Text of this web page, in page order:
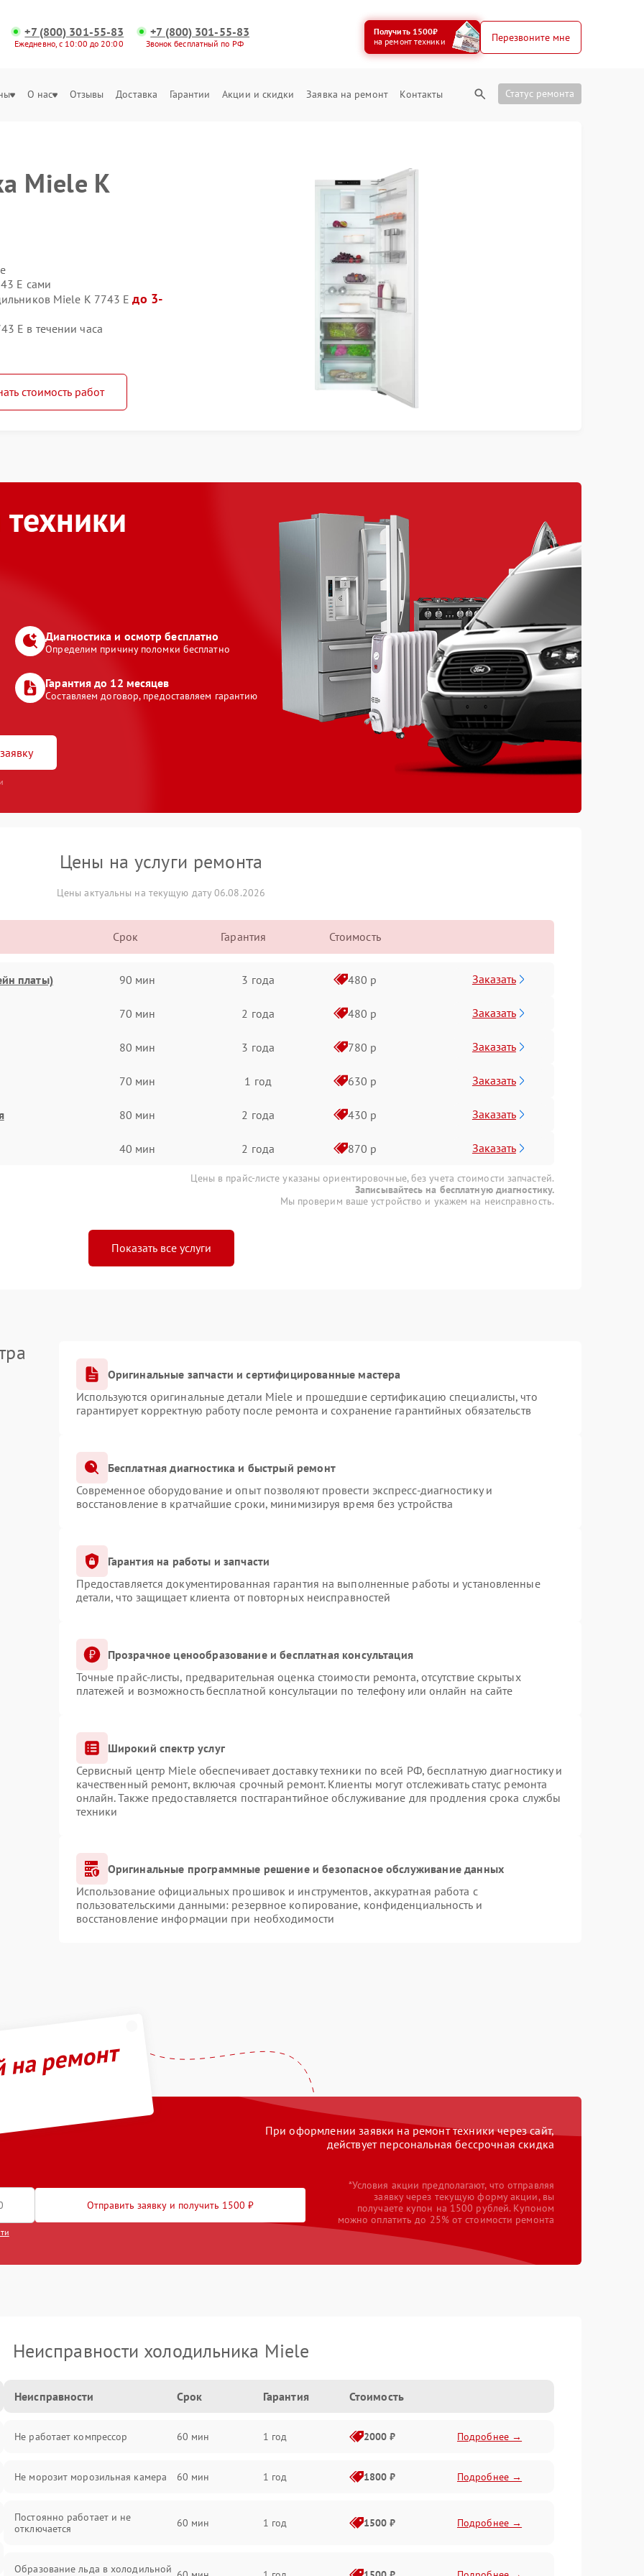
+7 (800) 301-55-83
Ежедневно, с 10:00 до 20:00
+7 (800) 301-55-83
Звонок бесплатный по РФ
Получить 1500₽
на ремонт техники
Перезвоните мне
О нас Отзывы Доставка Гарантии Акции и скидки Заявка на ремонт Контакты Статус ремонта
Miele K
E сами
Miele K 7743 Eдо 3-
E в течении часа
стоимость работ
Диагностика и осмотр бесплатно
Определим причину поломки бесплатно
Гарантия до 12 месяцев
Составляем договор, предоставляем гарантию
Цены на услуги ремонта
Цены актуальны на текущую дату 06.08.2026
Срок Гарантия Стоимость
платы) 90 мин 3 года 480 р Заказать
70 мин 2 года 480 р Заказать
80 мин 3 года 780 р Заказать
70 мин 1 год 630 р Заказать
80 мин 2 года 430 р Заказать
40 мин 2 года 870 р Заказать
Цены в прайс-листе указаны ориентировочные, без учета стоимости запчастей.
Записывайтесь на бесплатную диагностику.
Мы проверим ваше устройство и укажем на неисправность.
Показать все услуги
Оригинальные запчасти и сертифицированные мастера
Используются оригинальные детали Miele и прошедшие сертификацию специалисты, что
гарантирует корректную работу после ремонта и сохранение гарантийных обязательств
Бесплатная диагностика и быстрый ремонт
Современное оборудование и опыт позволяют провести экспресс-диагностику и
восстановление в кратчайшие сроки, минимизируя время без устройства
Гарантия на работы и запчасти
Предоставляется документированная гарантия на выполненные работы и установленные
детали, что защищает клиента от повторных неисправностей
Прозрачное ценообразование и бесплатная консультация
Точные прайс-листы, предварительная оценка стоимости ремонта, отсутствие скрытых
платежей и возможность бесплатной консультации по телефону или онлайн на сайте
Широкий спектр услуг
Сервисный центр Miele обеспечивает доставку техники по всей РФ, бесплатную диагностику и
качественный ремонт, включая срочный ремонт. Клиенты могут отслеживать статус ремонта
онлайн. Также предоставляется постгарантийное обслуживание для продления срока службы
техники
Оригинальные программные решение и безопасное обслуживание данных
Использование официальных прошивок и инструментов, аккуратная работа с
пользовательскими данными: резервное копирование, конфиденциальность и
восстановление информации при необходимости
ремонт
При оформлении заявки на ремонт техники через сайт,
действует персональная бессрочная скидка
Отправить заявку и получить 1500 ₽
*Условия акции предполагают, что отправляя
заявку через текущую форму акции, вы
получаете купон на 1500 рублей. Купоном
можно оплатить до 25% от стоимости ремонта
Неисправности холодильника Miele
Неисправности Срок Гарантия Стоимость
Не работает компрессор 60 мин 1 год 2000 ₽ Подробнее →
Не морозит морозильная камера 60 мин 1 год 1800 ₽ Подробнее →
Постоянно работает и не
отключается
60 мин 1 год 1500 ₽ Подробнее →
Образование льда в холодильной